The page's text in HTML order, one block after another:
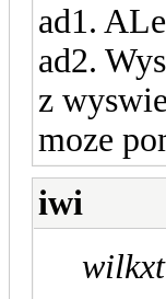
ad1.
ad2.
z
moze
iwi